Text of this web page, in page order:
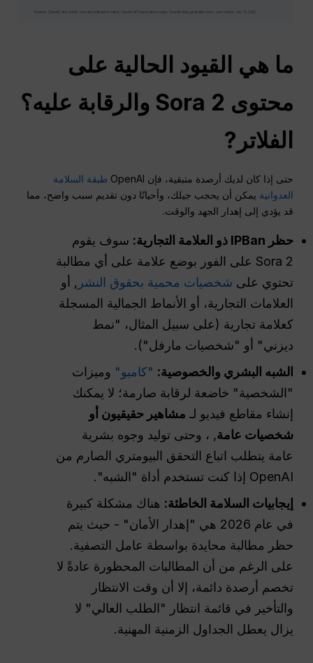
ما هي القيود الحالية على
محتوى Sora 2 والرقابة عليه؟
الفلاتر ?
حتى إذا كان لديك أرصدة متبقية، فإن OpenAI
طبقة السلامة
العدوانية يمكن أن يحجب جيلك، وأحيانًا دون تقديم سبب واضح، مما
قد يؤدي إلى إهدار الجهد والوقت.
حظر IPBan ذو العلامة التجارية:
سوف يقوم
Sora 2 على الفور بوضع علامة على أي مطالبة
تحتوي على شخصيات محمية بحقوق النشر , أو
العلامات التجارية، أو الأنماط الجمالية المسجلة
كعلامة تجارية (على سبيل المثال، "نمط
ديزني" أو "شخصيات مارفل").
الشبه البشري والخصوصية: "كاميو" وميزات
"الشخصية" خاضعة لرقابة صارمة؛ لا يمكنك
إنشاء مقاطع فيديو لـ مشاهير حقيقيون أو
شخصيات عامة, ، وحتى توليد وجوه بشرية
عامة يتطلب اتباع التحقق البيومتري الصارم من
OpenAI إذا كنت تستخدم أداة "الشبه".
إيجابيات السلامة الخاطئة: هناك مشكلة كبيرة
في عام 2026 هي "إهدار الأمان" - حيث يتم
حظر مطالبة محايدة بواسطة عامل التصفية.
على الرغم من أن المطالبات المحظورة عادةً لا
تخصم أرصدة دائمة، إلا أن وقت الانتظار
والتأخير في قائمة انتظار "الطلب العالي" لا
يزال يعطل الجداول الزمنية المهنية.